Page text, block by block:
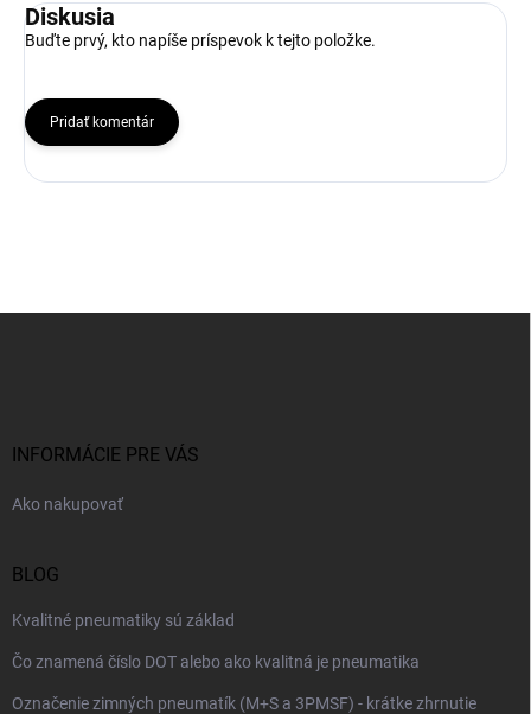
Diskusia
Buďte prvý, kto napíše príspevok k tejto položke.
Pridať komentár
INFORMÁCIE PRE VÁS
Ako nakupovať
BLOG
Kvalitné pneumatiky sú základ
Čo znamená číslo DOT alebo ako kvalitná je pneumatika
Označenie zimných pneumatík (M+S a 3PMSF) - krátke zhrnutie